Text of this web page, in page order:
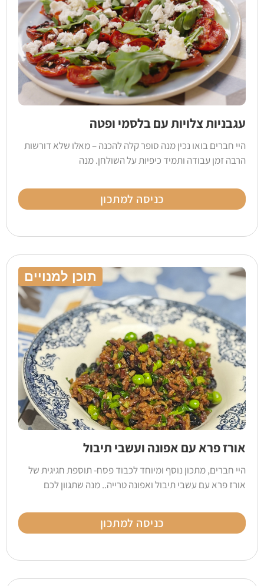
עגבניות צלויות עם בלסמי ופטה
היי חברים בואו נכין מנה סופר קלה להכנה – מאלו שלא דורשות
הרבה זמן עבודה ותמיד כיפיות על השולחן. מנה
כניסה למתכון
תוכן למנויים
אורז פרא עם אפונה ועשבי תיבול
היי חברים, מתכון נוסף ומיוחד לכבוד פסח- תוספת חגיגית של
אורז פרא עם עשבי תיבול ואפונה טרייה.. מנה שתגוון לכם
כניסה למתכון